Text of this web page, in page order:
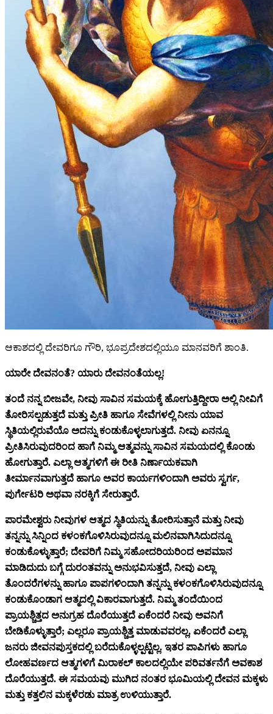
ಆಕಾಶದಲ್ಲಿ ದೇವರಿಗೂ ಗೌರಿ, ಭೂಪ್ರದೇಶದಲ್ಲಿಯೂ ಮಾನವರಿಗೆ ಶಾಂತಿ.
ಯಾರೇ ದೇವನಂತೆ? ಯಾರು ದೇವನಂತೆಯಲ್ಲ!
ತಂದೆ ನನ್ನ ಬೀಜವೇ, ನೀವು ಸಾವಿನ ಸಮಯಕ್ಕೆ ಹೋಗುತ್ತಿದ್ದೀರಾ ಅಲ್ಲಿ ನೀವಿಗೆ
ತೋರಿಸಲ್ಪಡುತ್ತದೆ ಮತ್ತು ಪ್ರೀತಿ ಹಾಗೂ ಸೇವೆಗಳಲ್ಲಿ ನೀನು ಯಾವ
ಸ್ಥಿತಿಯಲ್ಲಿರುವೆಯೊ ಅದನ್ನು ಕಂಡುಕೊಳ್ಳಲಾಗುತ್ತದೆ. ನೀವು ಏನನ್ನೂ
ಪ್ರೀತಿಸಿರುವುದರಿಂದ ಹಾಗೆ ನಿಮ್ಮ ಆತ್ಮವನ್ನು ಸಾವಿನ ಸಮಯದಲ್ಲಿ ಕೊಂಡು
ಹೋಗುತ್ತಾರೆ. ಎಲ್ಲಾ ಆತ್ಮಗಳಿಗೆ ಈ ರೀತಿ ನಿರ್ಣಾಯಕವಾಗಿ
ತೀರ್ಮಾನವಾಗುತ್ತದೆ ಹಾಗೂ ಅವರ ಕಾರ್ಯಗಳಿಂದಾಗಿ ಅವರು ಸ್ವರ್ಗ,
ಪುರ್ಗೇಟರಿ ಅಥವಾ ನರಕ್ಕಿಗೆ ಸೇರುತ್ತಾರೆ.
ಪಾರಮೇಶ್ವರು ನೀವುಗಳ ಆತ್ಮದ ಸ್ಥಿತಿಯನ್ನು ತೋರಿಸುತ್ತಾನೆ ಮತ್ತು ನೀವು
ತನ್ನನ್ನು ಸಿನ್ನಿಂದ ಕಳಂಕಗೊಳಿಸಿರುವುದನ್ನೂ ಮಲಿನವಾಗಿಸಿದುದನ್ನೂ
ಕಂಡುಕೊಳ್ಳುತ್ತಾರೆ; ದೇವರಿಗೆ ನಿಮ್ಮ ಸಹೋದರಿಯರಿಂದ ಅಪಮಾನ
ಮಾಡಿದುದು ಬಗ್ಗೆ ದುರಂತವನ್ನು ಅನುಭವಿಸುತ್ತದೆ, ನೀವು ಎಲ್ಲಾ
ತೊಂದರೆಗಳನ್ನು ಹಾಗೂ ಪಾಪಗಳಿಂದಾಗಿ ತನ್ನನ್ನು ಕಳಂಕಗೊಳಿಸಿರುವುದನ್ನೂ
ಕಂಡುಕೊಂಡಾಗ ಆತ್ಮದಲ್ಲಿ ವಿಕಾರವಾಗುತ್ತದೆ. ನಿಮ್ಮ ತಂದೆಯಿಂದ
ಪ್ರಾಯಶ್ಚಿತ್ತದ ಅನುಗ್ರಹ ದೊರೆಯುತ್ತದೆ ಏಕೆಂದರೆ ನೀವು ಅವನಿಗೆ
ಬೇಡಿಕೊಳ್ಳುತ್ತಾರೆ; ಎಲ್ಲರೂ ಪ್ರಾಯಶ್ಚಿತ್ತ ಮಾಡುವವರಲ್ಲ, ಏಕೆಂದರೆ ಎಲ್ಲಾ
ಜನರು ಜೀವನಪುಸ್ತಕದಲ್ಲಿ ಬರೆದುಕೊಳ್ಳಲ್ಪಟ್ಟಿಲ್ಲ. ಇತರ ಪಾಪಿಗಳು ಹಾಗೂ
ಲೋಹವರ್ಣದ ಆತ್ಮಗಳಿಗೆ ಮಿರಾಕಲ್ ಕಾಲದಲ್ಲಿಯೇ ಪರಿವರ್ತನೆಗೆ ಅವಕಾಶ
ದೊರೆಯುತ್ತದೆ. ಈ ಸಮಯವು ಮುಗಿದ ನಂತರ ಭೂಮಿಯಲ್ಲಿ ದೇವನ ಮಕ್ಕಳು
ಮತ್ತು ಕತ್ತಲಿನ ಮಕ್ಕಳೆರಡು ಮಾತ್ರ ಉಳಿಯುತ್ತಾರೆ.